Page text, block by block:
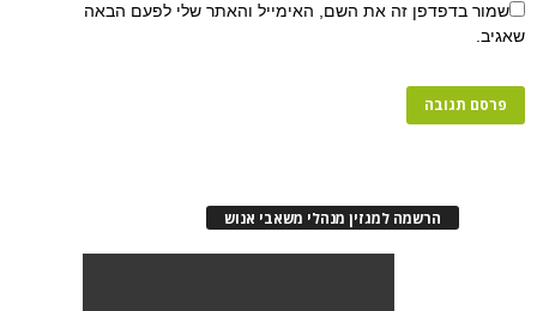
שמור בדפדפן זה את השם, האימייל והאתר שלי לפעם הבאה
שאגיב.
הרשמה למגזין מנהלי משאבי אנוש